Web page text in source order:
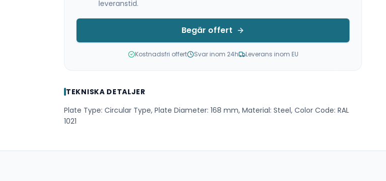
leveranstid.
Begär offert
Kostnadsfri offert Svar inom 24h Leverans inom EU
TEKNISKA DETALJER
Plate Type: Circular Type, Plate Diameter: 168 mm, Material: Steel, Color Code: RAL
1021